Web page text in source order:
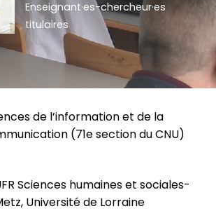
Enseignant·es-chercheur·es
titulaires
de l’information et de la
(71e section du CNU)
Sciences humaines et sociales-
Université de Lorraine